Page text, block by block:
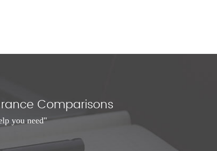
Comparisons
you need"